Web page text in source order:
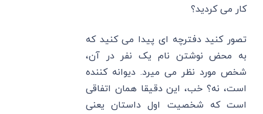
کار می کردید؟
تصور کنید دفترچه ای پیدا می کنید که
به محض نوشتن نام یک نفر در آن،
شخص مورد نظر می میرد. دیوانه کننده
است، نه؟ خب، این دقیقا همان اتفاقی
است که شخصیت اول داستان یعنی